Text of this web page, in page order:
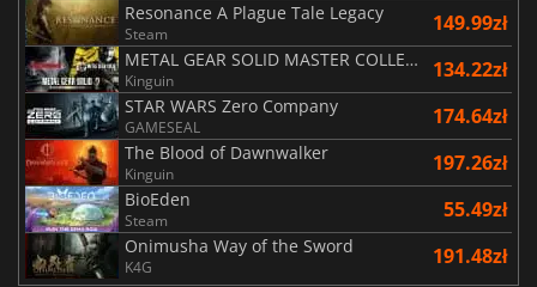
Resonance A Plague Tale Legacy
Steam 149.99zł
METAL GEAR SOLID MASTER COLLECTION Vol.2
Kinguin 134.22zł
STAR WARS Zero Company
GAMESEAL 174.64zł
The Blood of Dawnwalker
Kinguin 197.26zł
BioEden
Steam 55.49zł
Onimusha Way of the Sword
K4G 191.48zł